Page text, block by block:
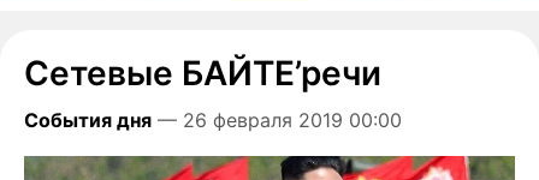
Сетевые БАЙТЕ’речи
События дня — 26 февраля 2019 00:00